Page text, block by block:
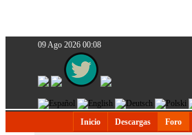
09 Ago 2026 00:08
Inicio Descargas Foro